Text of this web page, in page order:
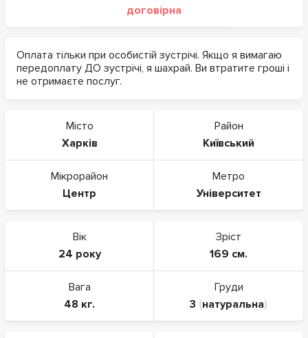
договірна
Оплата тільки при особистій зустрічі. Якщо я вимагаю
передоплату ДО зустрічі, я шахрай. Ви втратите гроші і
не отримаєте послуг.
Місто
Харків
Район
Київський
Мікрорайон
Центр
Метро
Університет
Вік
24 року
Зріст
169 см.
Вага
48 кг.
Груди
3 (натуральна)